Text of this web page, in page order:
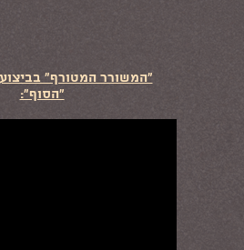
"המשורר המטורף"
"הסוף":